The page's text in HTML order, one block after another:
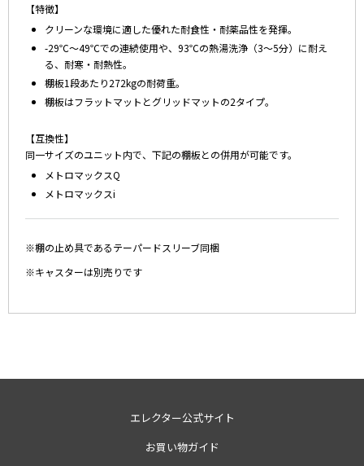
【特徴】
クリーンな環境に適した優れた耐食性・耐薬品性を発揮。
-29℃～49℃での連続使用や、93℃の熱湯洗浄（3～5分）に耐え
る、耐寒・耐熱性。
棚板1段あたり272kgの耐荷重。
棚板はフラットマットとグリッドマットの2タイプ。
【互換性】
同一サイズのユニット内で、下記の棚板との併用が可能です。
メトロマックスQ
メトロマックスi
※棚の止め具であるテーパードスリーブ同梱
※キャスターは別売りです
エレクター公式サイト
お買い物ガイド